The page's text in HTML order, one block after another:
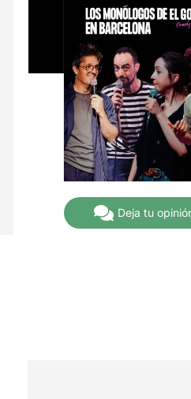
Deja tu